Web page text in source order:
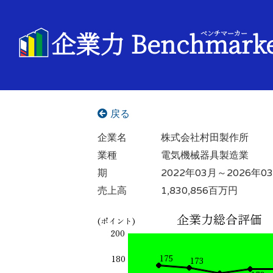
ベンチマーカー
企業力
戻る
企業名
株式会社村田製作所
業種
電気機械器具製造業
期
2022年03月～2026年03
売上高
1,830,856百万円